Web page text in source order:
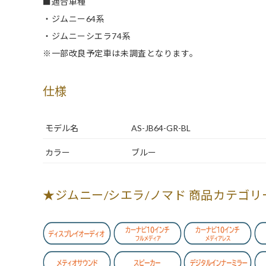
・ジムニー64系
・ジムニーシエラ74系
※一部改良予定車は未調査となります。
仕様
モデル名 AS-JB64-GR-BL
カラー ブルー
★ジムニー/シエラ/ノマド 商品カテゴ